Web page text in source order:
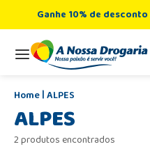
Ganhe 10% de
ALPES
ALPES
2 produtos encontrados